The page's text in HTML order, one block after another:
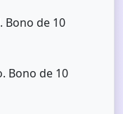
Bono de 10
Bono de 10